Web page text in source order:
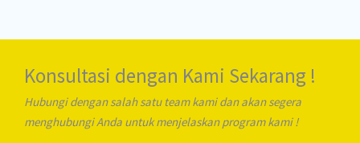
Konsultasi dengan Kami Sekarang !
Hubungi dengan salah satu team kami dan akan segera
menghubungi Anda untuk menjelaskan program kami !